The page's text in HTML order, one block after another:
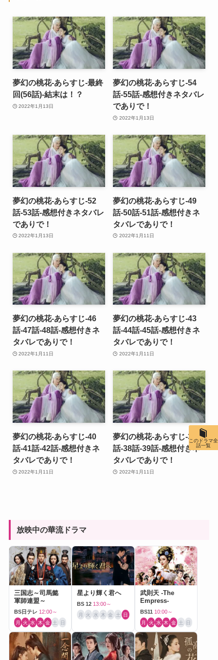
夢幻の桃花-あらすじ-最終
回(56話)-結末は！？
2022年1月13日
夢幻の桃花-あらすじ-54
話-55話-感想付きネタバレ
でありで！
2022年1月13日
夢幻の桃花-あらすじ-52
話-53話-感想付きネタバレ
でありで！
2022年1月13日
夢幻の桃花-あらすじ-49
話-50話-51話-感想付きネ
タバレでありで！
2022年1月11日
夢幻の桃花-あらすじ-46
話-47話-48話-感想付きネ
タバレでありで！
2022年1月11日
夢幻の桃花-あらすじ-43
話-44話-45話-感想付きネ
タバレでありで！
2022年1月11日
夢幻の桃花-あらすじ-40
話-41話-42話-感想付きネ
タバレでありで！
2022年1月11日
夢幻の桃花-あらすじ-37
話-38話-39話-感想付きネ
タバレでありで！
2022年1月11日
放映中の華流ドラマ
三国志～司馬懿
軍師連盟～
BS日テレ 12:00～
月 火 水 木 金 土 日
星より輝く君へ
BS 12 13:00～
月 火 水 木 金 土 日
武則天 -The
Empress-
BS11 10:00～
月 火 水 木 金 土 日
このドラマ全
話一覧